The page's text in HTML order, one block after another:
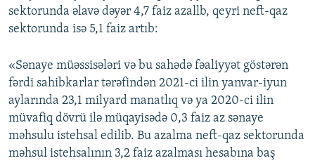
sektorunda əlavə dəyər 4,7 faiz azallb, qeyri neft-qaz
sektorunda isə 5,1 faiz artıb:
«Sənaye müəssisələri və bu sahədə fəaliyyət göstərən
fərdi sahibkarlar tərəfindən 2021-ci ilin yanvar-iyun
aylarında 23,1 milyard manatlıq və ya 2020-ci ilin
müvafiq dövrü ilə müqayisədə 0,3 faiz az sənaye
məhsulu istehsal edilib. Bu azalma neft-qaz sektorunda
məhsul istehsalının 3,2 faiz azalması hesabına baş